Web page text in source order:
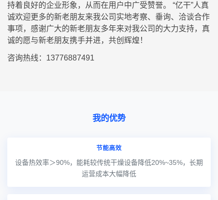
持着良好的企业形象，从而在用户中广受赞誉。 “亿干”人真
诚欢迎更多的新老朋友来我公司实地考察、垂询、洽谈合作
事项，感谢广大的新老朋友多年来对我公司的大力支持，真
诚的愿与新老朋友携手并进，共创辉煌！
咨询热线：13776887491
我的优势
节能高效
设备热效率＞90%，能耗较传统干燥设备降低20%~35%，长期
运营成本大幅降低